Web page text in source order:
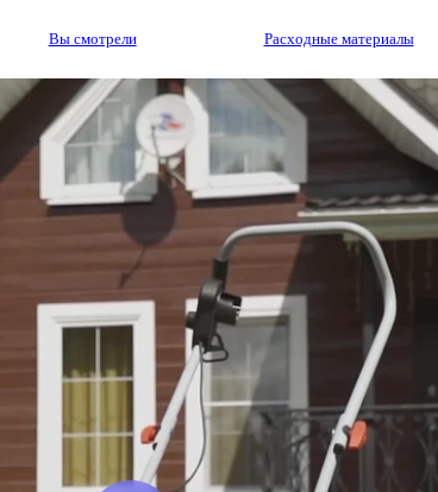
Вы смотрели Расходные материалы